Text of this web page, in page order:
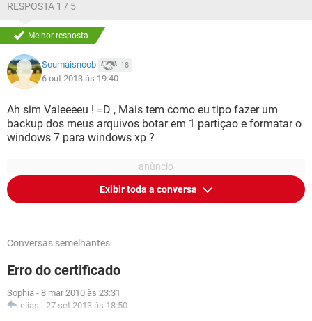
RESPOSTA 1 / 5
Melhor resposta
Soumaisnoob 18
6 out 2013 às 19:40
Ah sim Valeeeeu ! =D , Mais tem como eu tipo fazer um
backup dos meus arquivos botar em 1 partiçao e formatar o
windows 7 para windows xp ?
Exibir toda a conversa
Conversas semelhantes
Erro do certificado
Sophia - 8 mar 2010 às 23:31
elias - 27 set 2013 às 18:50